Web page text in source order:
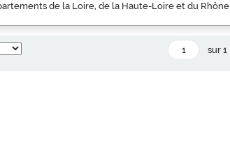
de la Loire, de la Haute-Loire et du Rhône
sur 1